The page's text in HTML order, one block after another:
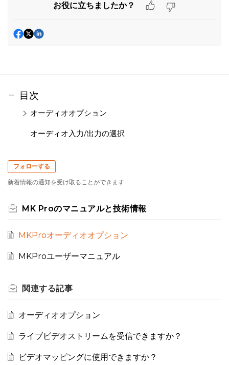
お役に立ちましたか？
目次
オーディオオプション
オーディオ入力/出力の選択
フォローする
新着情報の通知を受け取ることができます
MK Proのマニュアルと技術情報
MKProオーディオオプション
MKProユーザーマニュアル
関連する記事
オーディオオプション
ライブビデオストリームを受信できますか？
ビデオマッピングに使用できますか？